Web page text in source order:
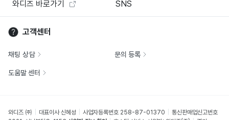
와디즈 바로가기
SNS
고객센터
채팅 상담 문의 등록
도움말 센터
와디즈 ㈜ 대표이사 신혜성 사업자등록번호 258-87-01370
통신판매업신고번호